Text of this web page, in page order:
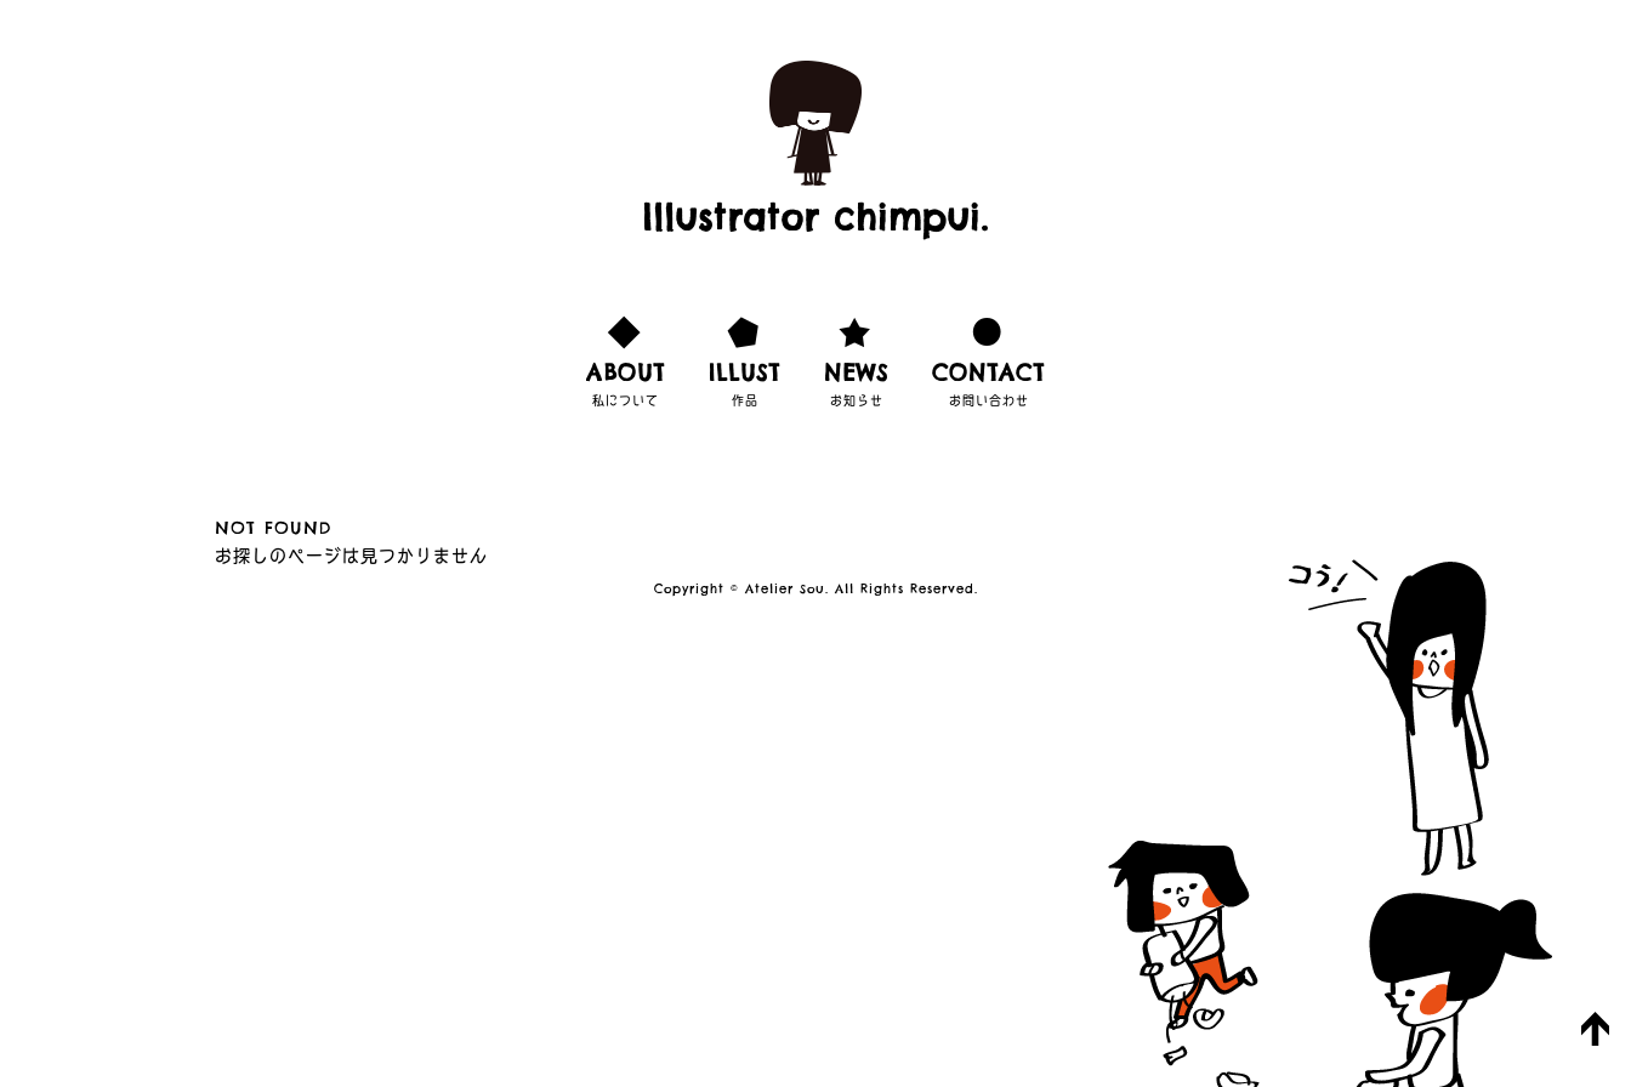
Illustrator chimpui.
ABOUT
私について
ILLUST
作品
NEWS
お知らせ
CONTACT
お問い合わせ
NOT FOUND
お探しのページは見つかりません
Copyright © Atelier Sou. All Rights Reserved.